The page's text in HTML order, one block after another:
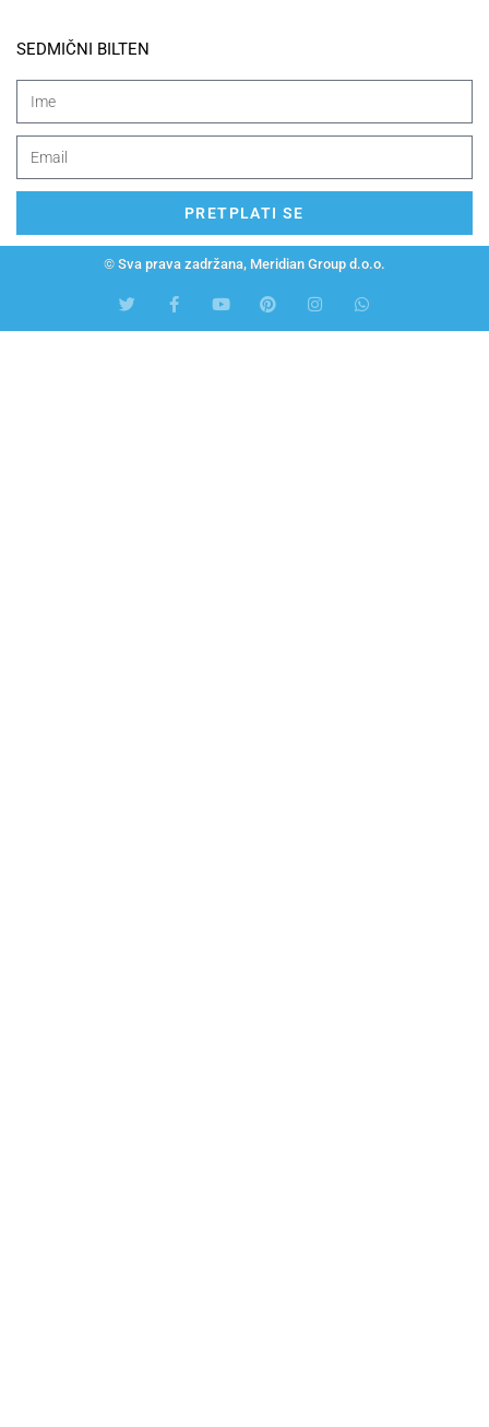
SEDMIČNI BILTEN
PRETPLATI SE
© Sva prava zadržana, Meridian Group d.o.o.